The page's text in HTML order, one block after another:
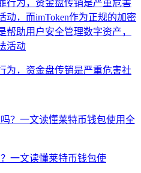
为，资金盘传销是严重危害社
一文读懂莱特币钱包使